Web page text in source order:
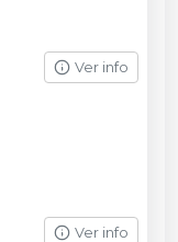
Ver info
Ver info